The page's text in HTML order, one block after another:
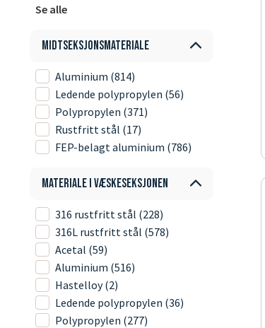
Se alle
Midtseksjonsmateriale
Aluminium (814)
Ledende polypropylen (56)
Polypropylen (371)
Rustfritt stål (17)
FEP-belagt aluminium (786)
Materiale i væskeseksjonen
316 rustfritt stål (228)
316L rustfritt stål (578)
Acetal (59)
Aluminium (516)
Hastelloy (2)
Ledende polypropylen (36)
Polypropylen (277)